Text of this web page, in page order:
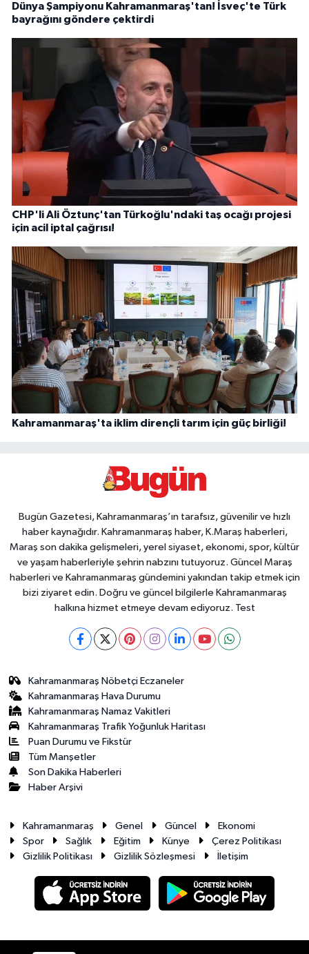
Dünya Şampiyonu Kahramanmaraş'tan! İsveç'te Türk
bayrağını göndere çektirdi
CHP'li Ali Öztunç'tan Türkoğlu'ndaki taş ocağı projesi
için acil iptal çağrısı!
Kahramanmaraş'ta iklim dirençli tarım için güç birliği!
Bugün Gazetesi, Kahramanmaraş’ın tarafsız, güvenilir ve hızlı
haber kaynağıdır. Kahramanmaraş haber, K.Maraş haberleri,
Maraş son dakika gelişmeleri, yerel siyaset, ekonomi, spor, kültür
ve yaşam haberleriyle şehrin nabzını tutuyoruz. Güncel Maraş
haberleri ve Kahramanmaraş gündemini yakından takip etmek için
bizi ziyaret edin. Doğru ve güncel bilgilerle Kahramanmaraş
halkına hizmet etmeye devam ediyoruz. Test
Kahramanmaraş Nöbetçi Eczaneler
Kahramanmaraş Hava Durumu
Kahramanmaraş Namaz Vakitleri
Kahramanmaraş Trafik Yoğunluk Haritası
Puan Durumu ve Fikstür
Tüm Manşetler
Son Dakika Haberleri
Haber Arşivi
Kahramanmaraş Genel Güncel
Ekonomi
Spor
Sağlık Eğitim Künye
Çerez Politikası
Gizlilik Politikası
Gizlilik Sözleşmesi İletişim